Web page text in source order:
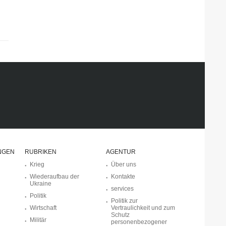
RUBRIKEN
Krieg
Wiederaufbau der
Ukraine
Politik
Wirtschaft
Militär
AGENTUR
Über uns
Kontakte
services
Politik zur
Vertraulichkeit und zum
Schutz
personenbezogener